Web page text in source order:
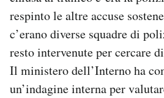
respinto le altre accuse
c’erano diverse squadre di
resto intervenute per cercare
Il ministero dell’Interno ha
un’indagine interna per